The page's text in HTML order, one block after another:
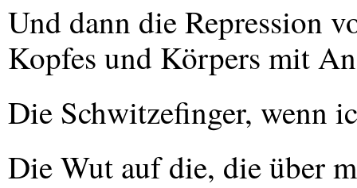
Und dann die Repression
Kopfes und Körpers mit
Die Schwitzefinger, wenn
Die Wut auf die, die über